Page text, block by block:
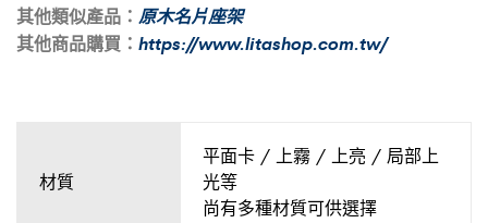
其他類似產品： 原木名片座架
其他商品購買： https://www.litashop.com.tw/
材質
平面卡 / 上霧 / 上亮 / 局部上
光等
尚有多種材質可供選擇